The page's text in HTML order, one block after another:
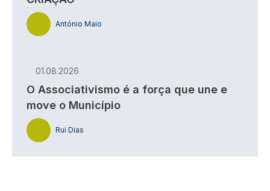
António Maio
01.08.2026
O Associativismo é a força que une e
move o Município
Rui Dias